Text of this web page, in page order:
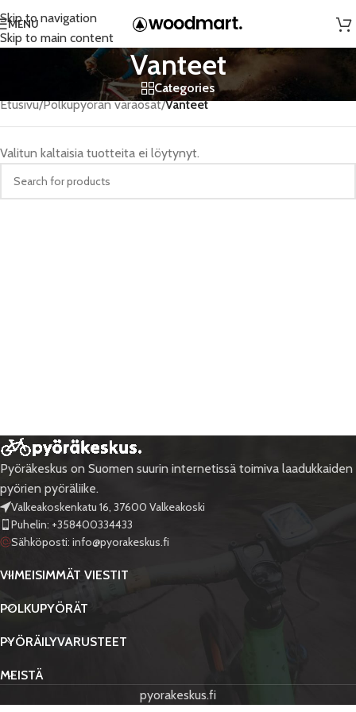
Skip to navigation
Skip to main content
MENU
Vanteet
Categories
Etusivu/Polkupyörän varaosat/Vanteet
Valitun kaltaisia tuotteita ei löytynyt.
Pyöräkeskus on Suomen suurin internetissä toimiva laadukkaiden
pyörien pyöräliike.
Valkeakoskenkatu 16, 37600 Valkeakoski
Puhelin: +358400334433
Sähköposti: info@pyorakeskus.fi
VIIMEISIMMÄT VIESTIT
POLKUPYÖRÄT
PYÖRÄILYVARUSTEET
MEISTÄ
pyorakeskus.fi